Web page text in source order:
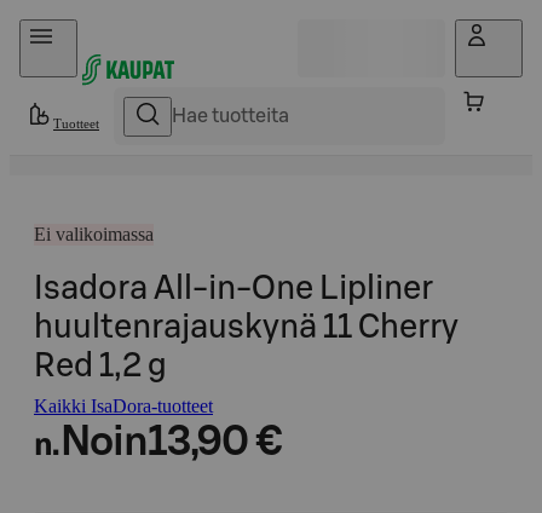
Hyppää sisältöön
Tuotteet
Ei valikoimassa
Isadora All-in-One Lipliner
huultenrajauskynä 11 Cherry
Red 1,2 g
Kaikki IsaDora-tuotteet
n. Noin13,90 €